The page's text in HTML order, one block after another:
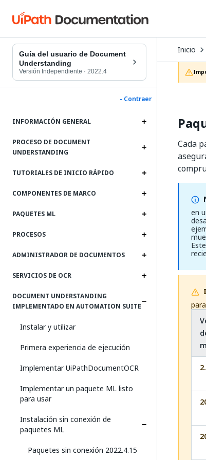
Guía del usuario de Document
Understanding
Versión Independiente · 2022.4
- Contraer
INFORMACIÓN GENERAL
PROCESO DE DOCUMENT
UNDERSTANDING
TUTORIALES DE INICIO RÁPIDO
COMPONENTES DE MARCO
PAQUETES ML
PROCESOS
ADMINISTRADOR DE DOCUMENTOS
SERVICIOS DE OCR
DOCUMENT UNDERSTANDING
IMPLEMENTADO EN AUTOMATION SUITE
Instalar y utilizar
Primera experiencia de ejecución
Implementar UiPathDocumentOCR
Implementar un paquete ML listo
para usar
Instalación sin conexión de
paquetes ML
Paquetes sin conexión 2022.4.15
Inicio
Cada
en